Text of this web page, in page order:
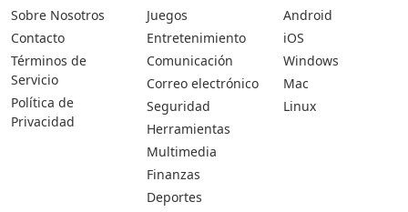
Sobre Nosotros
Contacto
Términos de
Servicio
Política de
Privacidad
Juegos
Entretenimiento
Comunicación
Correo electrónico
Seguridad
Herramientas
Multimedia
Finanzas
Deportes
Android
iOS
Windows
Mac
Linux